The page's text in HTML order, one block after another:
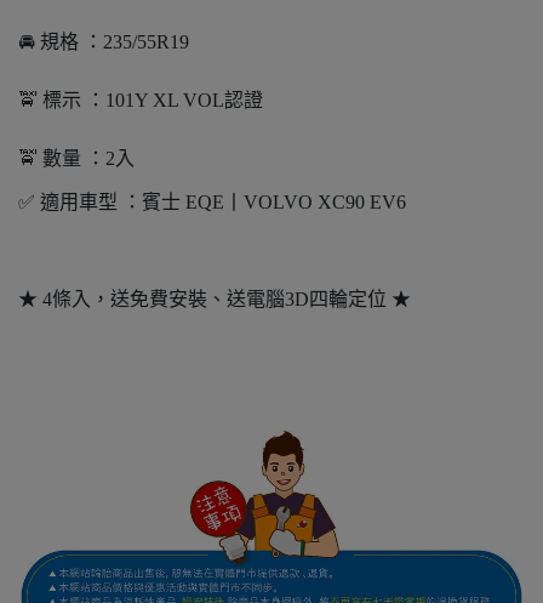
🚘 規格 ：235/55R19
🚖 標示 ：101Y XL VOL認證
🚖 數量 ：2入
✅ 適用車型 ：賓士 EQE丨VOLVO XC90 EV6
★ 4條入，送免費安裝、送電腦3D四輪定位 ★